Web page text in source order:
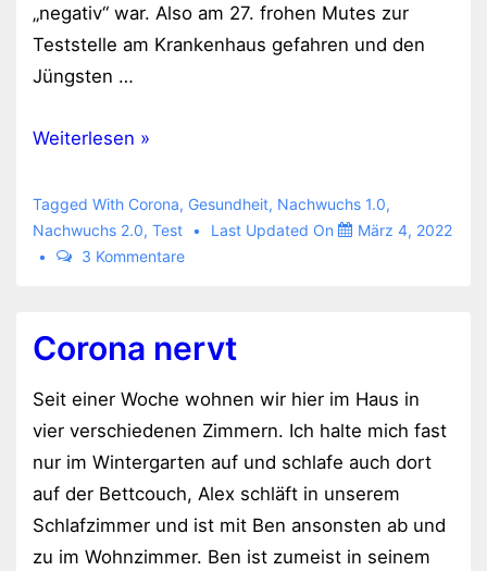
„negativ“ war. Also am 27. frohen Mutes zur
Teststelle am Krankenhaus gefahren und den
Jüngsten …
Wieder
Weiterlesen »
Tagged With Corona, Gesundheit, Nachwuchs 1.0,
Nachwuchs 2.0, Test Last Updated On
März 4, 2022
3 Kommentare
Corona nervt
Seit einer Woche wohnen wir hier im Haus in
vier verschiedenen Zimmern. Ich halte mich fast
nur im Wintergarten auf und schlafe auch dort
auf der Bettcouch, Alex schläft in unserem
Schlafzimmer und ist mit Ben ansonsten ab und
zu im Wohnzimmer. Ben ist zumeist in seinem